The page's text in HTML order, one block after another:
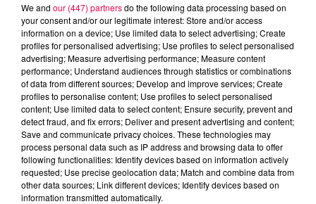
podcasts/2025/03/PUBLIREPORTAGE-MAIRIE-DE-
SAINT-DIE-DES-VOSGES-.mp3
We and our (447) partnersdo the following data processing based on
your consent and/or our legitimate interest: Store and/or access
information on a device; Use limited data to select advertising; Create
profiles for personalised advertising; Use profiles to select personalised
advertising; Measure advertising performance; Measure content
performance; Understand audiences through statistics or combinations
of data from different sources; Develop and improve services; Create
profiles to personalise content; Use profiles to select personalised
content; Use limited data to select content; Ensure security, prevent and
detect fraud, and fix errors; Deliver and present advertising and content;
Save and communicate privacy choices. These technologies may
process personal data such as IP address and browsing data to offer
following functionalities: Identify devices based on information actively
requested; Use precise geolocation data; Match and combine data from
other data sources; Link different devices; Identify devices based on
information transmitted automatically.